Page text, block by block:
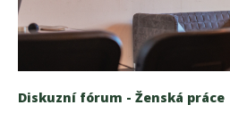
Diskuzní fórum - Ženská práce